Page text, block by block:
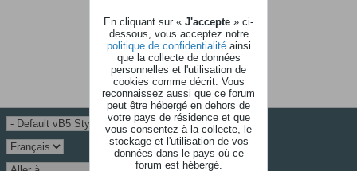
En cliquant sur « J'accepte » ci-
dessous, vous acceptez notre
politique de confidentialitéainsi
que la collecte de données
personnelles et l'utilisation de
cookies comme décrit. Vous
reconnaissez aussi que ce forum
peut être hébergé en dehors de
votre pays de résidence et que
vous consentez à la collecte, le
stockage et l'utilisation de vos
données dans le pays où ce
forum est hébergé.